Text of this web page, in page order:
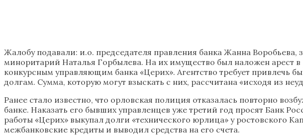
Жалобу подавали: и.о. председателя правления банка Жанна
миноритарий Наталья Горбылева. На их имущество был наложен арест в
конкурсным управляющим банка «Церих». Агентство требует привлечь
долгам. Сумма, которую могут взыскать с них, рассчитана «исходя из
Ранее стало известно, что орловская полиция отказалась повторно
банке. Наказать его бывших управленцев уже третий год просят Банк
работы «Церих» выкупал долги «технического юрлица» у ростовского
межбанковские кредиты и выводил средства на его счета.